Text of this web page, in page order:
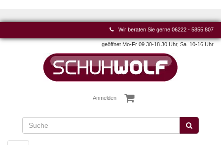
Wir beraten Sie gerne 06222 - 5855 807
geöffnet Mo-Fr 09.30-18.30 Uhr, Sa. 10-16 Uhr
Anmelden